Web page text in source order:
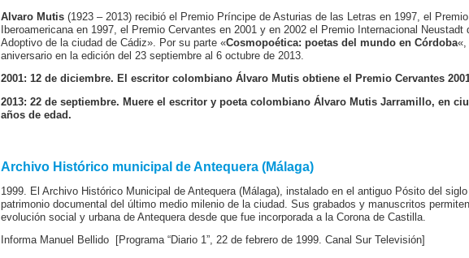
Alvaro Mutis (1923 – 2013) recibió el Premio Príncipe de Asturias de las Letras en 1997, el
Iberoamericana en 1997, el Premio Cervantes en 2001 y en 2002 el Premio Internacional Neustadt
Adoptivo de la ciudad de Cádiz». Por su parte «Cosmopoética: poetas del mundo en Córdoba«,
aniversario en la edición del 23 septiembre al 6 octubre de 2013.
2001: 12 de diciembre. El escritor colombiano Álvaro Mutis obtiene el Premio Cervantes
2013: 22 de septiembre. Muere el escritor y poeta colombiano Álvaro Mutis Jarramillo, en
años de edad.
Archivo Histórico municipal de Antequera (Málaga)
1999. El Archivo Histórico Municipal de Antequera (Málaga), instalado en el antiguo Pósito del
patrimonio documental del último medio milenio de la ciudad. Sus grabados y manuscritos
evolución social y urbana de Antequera desde que fue incorporada a la Corona de Castilla.
Informa Manuel Bellido [Programa “Diario 1”, 22 de febrero de 1999. Canal Sur Televisión]